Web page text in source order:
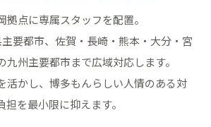
拠点に専属スタッフを配置。
要都市、佐賀・長崎・熊本・大分・宮
九州主要都市まで広域対応します。
活かし、博多もんらしい人情のある対
を最小限に抑えます。